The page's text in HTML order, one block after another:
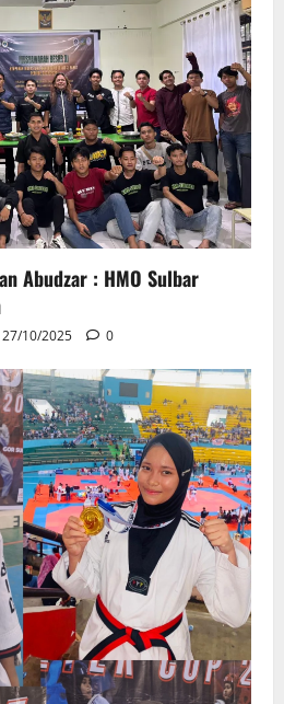
Abudzar : HMO Sulbar
27/10/2025 0